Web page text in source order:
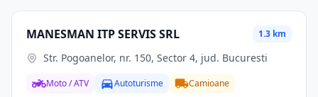
MANESMAN ITP SERVIS SRL 1.3 km
Str. Pogoanelor, nr. 150, Sector 4, jud. Bucuresti
Moto / ATV Autoturisme Camioane